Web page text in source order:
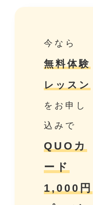
今なら
無料体験
レッスン
をお申し
込みで
QUOカ
ード
1,000円